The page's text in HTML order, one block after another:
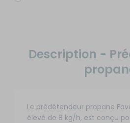
Description -
Le prédétendeur propane
élevé de 8 kg/h, est conçu